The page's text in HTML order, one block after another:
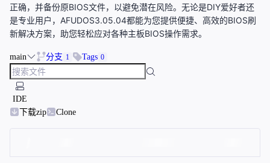
正确，并备份原BIOS文件，以避免潜在风险。无论是DIY爱好者还
是专业用户，AFUDOS3.05.04都能为您提供便捷、高效的BIOS刷
新解决方案，助您轻松应对各种主板BIOS操作需求。
main 分支 1 Tags 0
IDE
下载zip
Clone